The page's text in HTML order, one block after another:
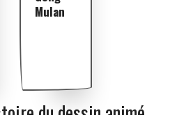
Mulan